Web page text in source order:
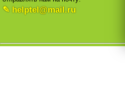
✎ helptel@mail.ru